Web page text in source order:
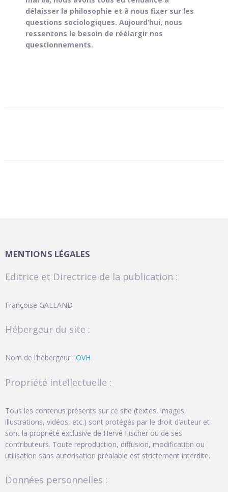
délaisser la philosophie et à nous fixer sur les
questions sociologiques. Aujourd’hui, nous
ressentons le besoin de réélargir nos
questionnements.
MENTIONS LÉGALES
Editrice et Directrice de la publication :
Françoise GALLAND
Hébergeur du site :
Nom de l’hébergeur : OVH
Propriété intellectuelle :
Tous les contenus présents sur ce site (textes, images,
illustrations, vidéos, etc.) sont protégés par le droit d’auteur et
sont la propriété exclusive de Hervé Fischer ou de ses
contributeurs. Toute reproduction, diffusion, modification ou
utilisation sans autorisation préalable est strictement interdite.
Données personnelles :